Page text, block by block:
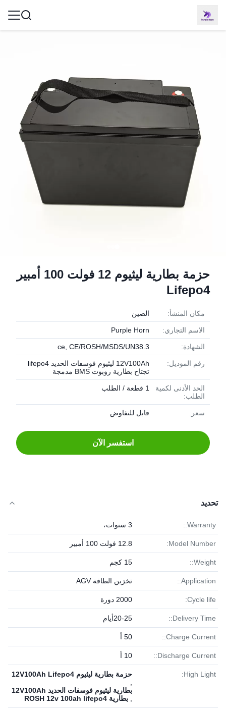
حزمة بطارية ليثيوم 12 فولت 100 أمبير
Lifepo4
مكان المنشأ: الصين
الاسم التجاري: Purple Horn
الشهادة: ce, CE/ROSH/MSDS/UN38.3
رقم الموديل:
12V100Ah ليثيوم فوسفات الحديد lifepo4
تجتاح بطارية روبوت BMS مدمجة
الحد الأدنى لكمية
الطلب:
1 قطعة / الطلب
سعر: قابل للتفاوض
استفسر الآن
تحديد
Warranty:: 3 سنوات،
Model Number: 12.8 فولت 100 أمبير
Weight:: 15 كجم
Application:: تخزين الطاقة AGV
Cycle life: 2000 دورة
Delivery Time:: 20-25أيام
Charge Current:: 50 أ
Discharge Current:: 10 أ
High Light:
حزمة بطارية ليثيوم 12V100Ah Lifepo4
بطارية ليثيوم فوسفات الحديد 12V100Ah
بطارية ROSH 12v 100ah lifepo4